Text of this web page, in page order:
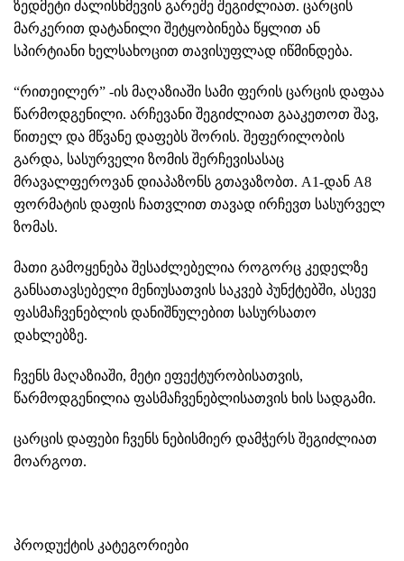
პროდუქტის კატეგორიები
ზედმეტი ძალისხმევის გარეშე შეგიძლიათ. ცარცის
მარკერით დატანილი შეტყობინება წყლით ან
სპირტიანი ხელსახოცით თავისუფლად იწმინდება.
“რითეილერ” -ის მაღაზიაში სამი ფერის ცარცის დაფაა
წარმოდგენილი. არჩევანი შეგიძლიათ გააკეთოთ შავ,
წითელ და მწვანე დაფებს შორის. შეფერილობის
გარდა, სასურველი ზომის შერჩევისასაც
მრავალფეროვან დიაპაზონს გთავაზობთ. A1-დან A8
ფორმატის დაფის ჩათვლით თავად ირჩევთ სასურველ
ზომას.
მათი გამოყენება შესაძლებელია როგორც კედელზე
განსათავსებელი მენიუსათვის საკვებ პუნქტებში, ასევე
ფასმაჩვენებლის დანიშნულებით სასურსათო
დახლებზე.
ჩვენს მაღაზიაში, მეტი ეფექტურობისათვის,
წარმოდგენილია ფასმაჩვენებლისათვის ხის სადგამი.
ცარცის დაფები ჩვენს ნებისმიერ დამჭერს შეგიძლიათ
მოარგოთ.